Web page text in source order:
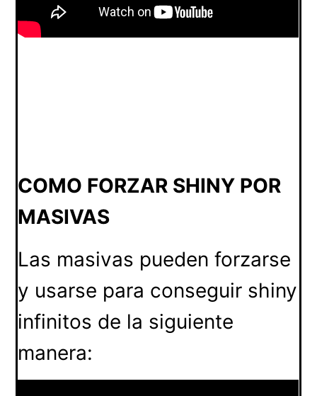
COMO FORZAR SHINY POR
MASIVAS
Las masivas pueden forzarse
y usarse para conseguir shiny
infinitos de la siguiente
manera: